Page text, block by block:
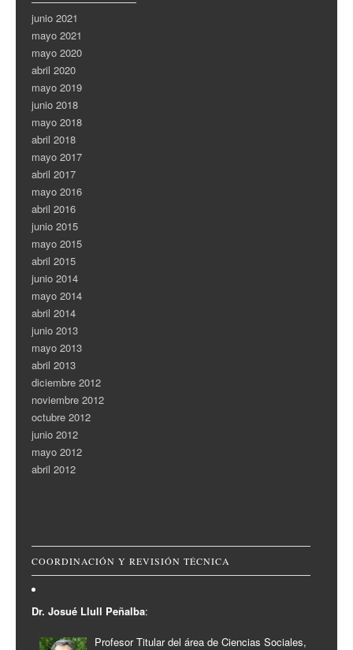
junio 2021
mayo 2021
mayo 2020
abril 2020
mayo 2019
junio 2018
mayo 2018
abril 2018
mayo 2017
abril 2017
mayo 2016
abril 2016
junio 2015
mayo 2015
abril 2015
junio 2014
mayo 2014
abril 2014
junio 2013
mayo 2013
abril 2013
diciembre 2012
noviembre 2012
octubre 2012
junio 2012
mayo 2012
abril 2012
COORDINACIÓN Y REVISIÓN TÉCNICA
Dr. Josué Llull Peñalba:
Profesor Titular del área de Ciencias Sociales,